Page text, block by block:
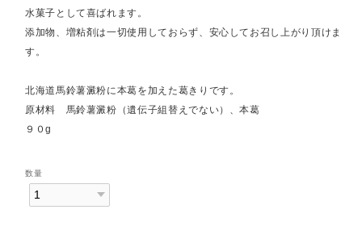
水菓子として喜ばれます。
添加物、増粘剤は一切使用しておらず、安心してお召し上がり頂けま
す。
北海道馬鈴薯澱粉に本葛を加えた葛きりです。
原材料 馬鈴薯澱粉（遺伝子組替えでない）、本葛
９０g
数量